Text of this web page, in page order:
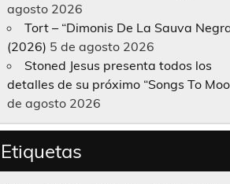
agosto 2026
Tort – “Dimonis De La Sauva
(2026) 5 de agosto 2026
Stoned Jesus presenta todos los
detalles de su próximo “Songs To
de agosto 2026
Etiquetas